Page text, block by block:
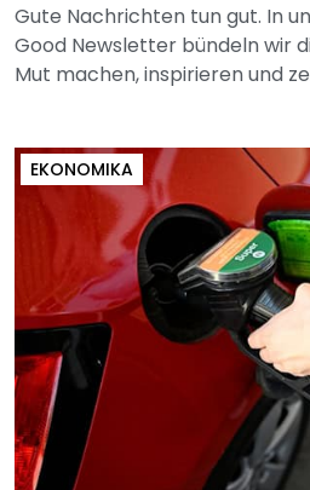
Gute Nachrichten tun gut. In
Good Newsletter bündeln wir
Mut machen, inspirieren und
EKONOMIKA